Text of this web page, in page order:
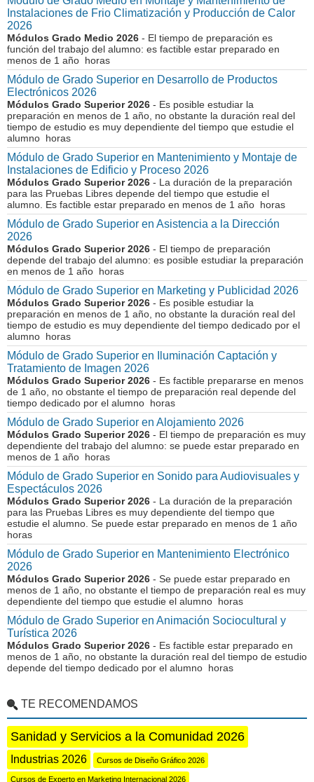
Instalaciones de Frio Climatización y Producción de Calor
2026
Módulos Grado Medio 2026 - El tiempo de preparación es
función del trabajo del alumno: es factible estar preparado en
menos de 1 año horas
Módulo de Grado Superior en Desarrollo de Productos
Electrónicos 2026
Módulos Grado Superior 2026 - Es posible estudiar la
preparación en menos de 1 año, no obstante la duración real del
tiempo de estudio es muy dependiente del tiempo que estudie el
alumno horas
Módulo de Grado Superior en Mantenimiento y Montaje de
Instalaciones de Edificio y Proceso 2026
Módulos Grado Superior 2026 - La duración de la preparación
para las Pruebas Libres depende del tiempo que estudie el
alumno. Es factible estar preparado en menos de 1 año horas
Módulo de Grado Superior en Asistencia a la Dirección
2026
Módulos Grado Superior 2026 - El tiempo de preparación
depende del trabajo del alumno: es posible estudiar la preparación
en menos de 1 año horas
Módulo de Grado Superior en Marketing y Publicidad 2026
Módulos Grado Superior 2026 - Es posible estudiar la
preparación en menos de 1 año, no obstante la duración real del
tiempo de estudio es muy dependiente del tiempo dedicado por el
alumno horas
Módulo de Grado Superior en Iluminación Captación y
Tratamiento de Imagen 2026
Módulos Grado Superior 2026 - Es factible prepararse en menos
de 1 año, no obstante el tiempo de preparación real depende del
tiempo dedicado por el alumno horas
Módulo de Grado Superior en Alojamiento 2026
Módulos Grado Superior 2026 - El tiempo de preparación es muy
dependiente del trabajo del alumno: se puede estar preparado en
menos de 1 año horas
Módulo de Grado Superior en Sonido para Audiovisuales y
Espectáculos 2026
Módulos Grado Superior 2026 - La duración de la preparación
para las Pruebas Libres es muy dependiente del tiempo que
estudie el alumno. Se puede estar preparado en menos de 1 año
horas
Módulo de Grado Superior en Mantenimiento Electrónico
2026
Módulos Grado Superior 2026 - Se puede estar preparado en
menos de 1 año, no obstante el tiempo de preparación real es muy
dependiente del tiempo que estudie el alumno horas
Módulo de Grado Superior en Animación Sociocultural y
Turística 2026
Módulos Grado Superior 2026 - Es factible estar preparado en
menos de 1 año, no obstante la duración real del tiempo de estudio
depende del tiempo dedicado por el alumno horas
TE RECOMENDAMOS
Sanidad y Servicios a la Comunidad 2026
Industrias 2026 Cursos de Diseño Gráfico 2026
Cursos de Experto en Marketing Internacional 2026